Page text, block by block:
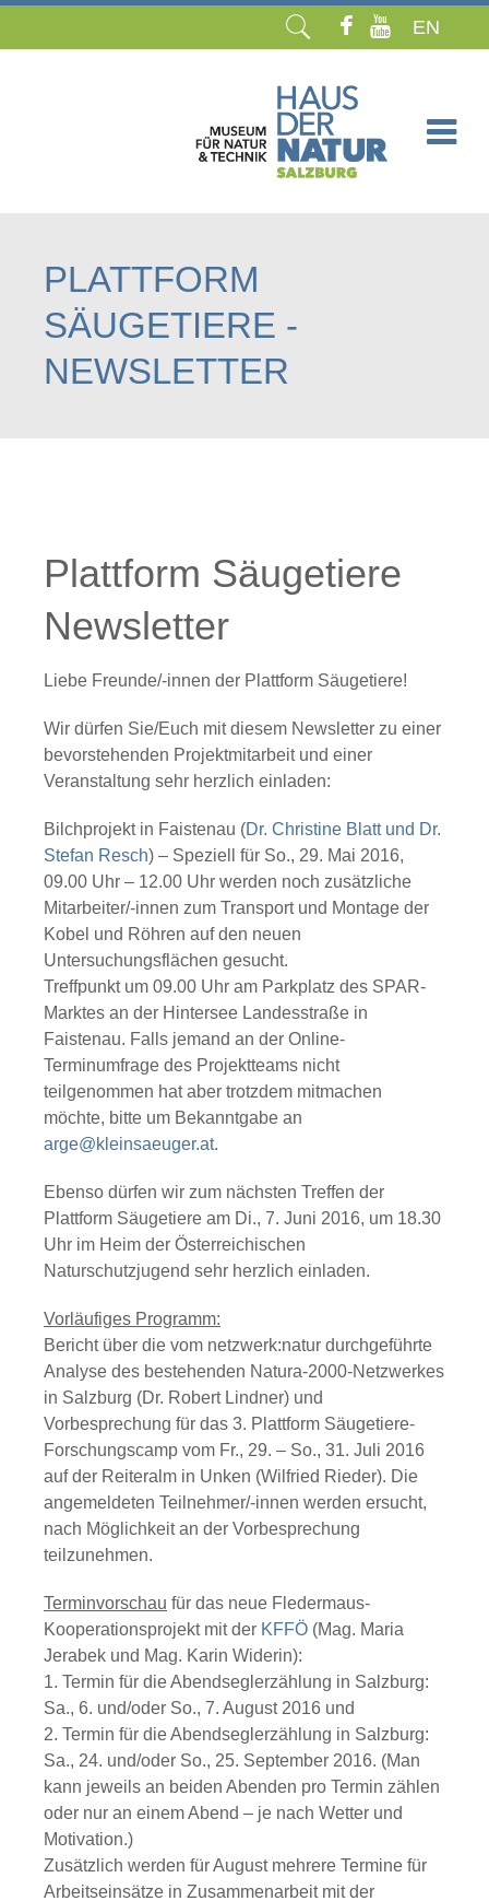
EN
PLATTFORM
SÄUGETIERE -
NEWSLETTER
Plattform Säugetiere
Newsletter
Liebe Freunde/-innen der Plattform Säugetiere!
Wir dürfen Sie/Euch mit diesem Newsletter zu einer
bevorstehenden Projektmitarbeit und einer
Veranstaltung sehr herzlich einladen:
Bilchprojekt in Faistenau (Dr. Christine Blatt und Dr.
Stefan Resch) – Speziell für So., 29. Mai 2016,
09.00 Uhr – 12.00 Uhr werden noch zusätzliche
Mitarbeiter/-innen zum Transport und Montage der
Kobel und Röhren auf den neuen
Untersuchungsflächen gesucht.
Treffpunkt um 09.00 Uhr am Parkplatz des SPAR-
Marktes an der Hintersee Landesstraße in
Faistenau. Falls jemand an der Online-
Terminumfrage des Projektteams nicht
teilgenommen hat aber trotzdem mitmachen
möchte, bitte um Bekanntgabe an
arge@kleinsaeuger.at.
Ebenso dürfen wir zum nächsten Treffen der
Plattform Säugetiere am Di., 7. Juni 2016, um 18.30
Uhr im Heim der Österreichischen
Naturschutzjugend sehr herzlich einladen.
Vorläufiges Programm:
Bericht über die vom netzwerk:natur durchgeführte
Analyse des bestehenden Natura-2000-Netzwerkes
in Salzburg (Dr. Robert Lindner) und
Vorbesprechung für das 3. Plattform Säugetiere-
Forschungscamp vom Fr., 29. – So., 31. Juli 2016
auf der Reiteralm in Unken (Wilfried Rieder). Die
angemeldeten Teilnehmer/-innen werden ersucht,
nach Möglichkeit an der Vorbesprechung
teilzunehmen.
Terminvorschau für das neue Fledermaus-
Kooperationsprojektmit der KFFÖ (Mag. Maria
Jerabek und Mag. Karin Widerin):
1. Termin für die Abendseglerzählung in Salzburg:
Sa., 6. und/oder So., 7. August 2016 und
2. Termin für die Abendseglerzählung in Salzburg:
Sa., 24. und/oder So., 25. September 2016. (Man
kann jeweils an beiden Abenden pro Termin zählen
oder nur an einem Abend – je nach Wetter und
Motivation.)
Zusätzlich werden für August mehrere Termine für
Arbeitseinsätze in Zusammenarbeit mit der